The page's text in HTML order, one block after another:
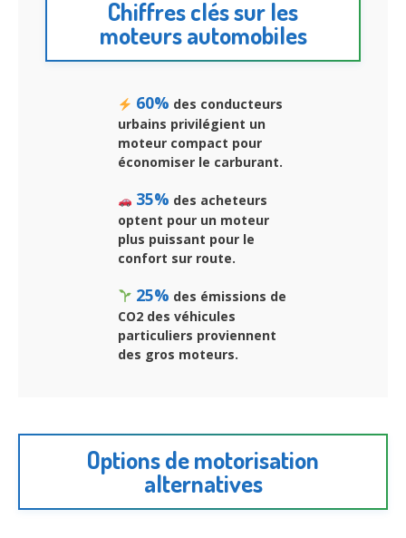
Chiffres clés sur les
moteurs automobiles
60% des conducteurs
urbains privilégient un
moteur compact pour
économiser le carburant.
35% des acheteurs
optent pour un moteur
plus puissant pour le
confort sur route.
25% des émissions de
CO2 des véhicules
particuliers proviennent
des gros moteurs.
Options de motorisation
alternatives